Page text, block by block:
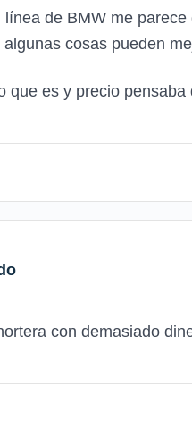
de BMW me
cosas pueden
que es y precio
con demasiado